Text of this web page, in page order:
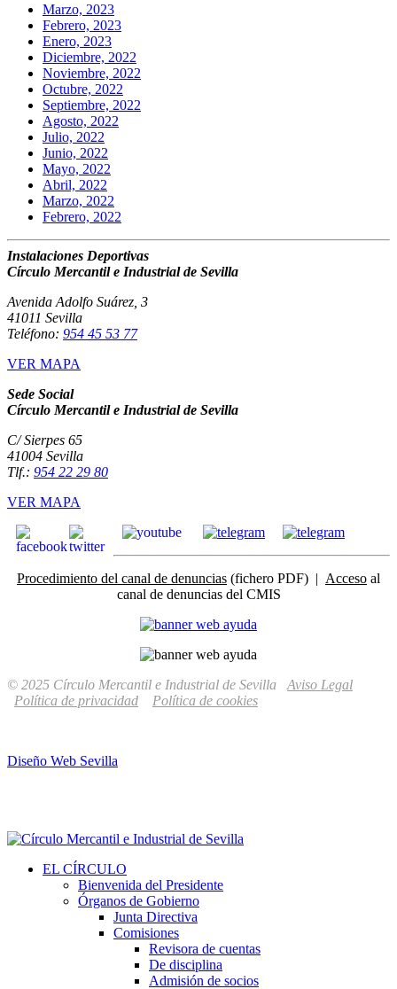
Marzo, 2023
Febrero, 2023
Enero, 2023
Diciembre, 2022
Noviembre, 2022
Octubre, 2022
Septiembre, 2022
Agosto, 2022
Julio, 2022
Junio, 2022
Mayo, 2022
Abril, 2022
Marzo, 2022
Febrero, 2022
Instalaciones Deportivas
Círculo Mercantil e Industrial de Sevilla
Avenida Adolfo Suárez, 3
41011 Sevilla
Teléfono: 954 45 53 77
VER MAPA
Sede Social
Círculo Mercantil e Industrial de Sevilla
C/ Sierpes 65
41004 Sevilla
Tlf.: 954 22 29 80
VER MAPA
Procedimiento del canal de denuncias (fichero PDF) | Acceso al
canal de denuncias del CMIS
© 2025 Círculo Mercantil e Industrial de Sevilla Aviso Legal
Política de privacidad
Política de cookies
Diseño Web Sevilla
EL CÍRCULO
Bienvenida del Presidente
Órganos de Gobierno
Junta Directiva
Comisiones
Revisora de cuentas
De disciplina
Admisión de socios